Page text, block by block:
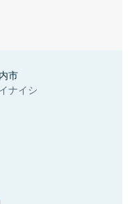
市
ナイシ